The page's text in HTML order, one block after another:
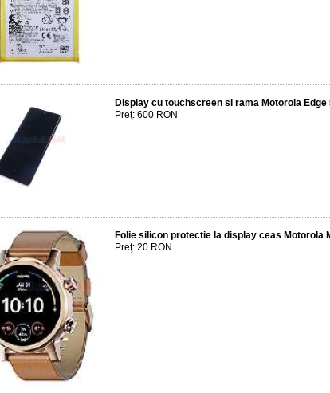
Display cu touchscreen si rama Motorola Edge
Preţ: 600 RON
Folie silicon protectie la display ceas Motorola
Preţ: 20 RON